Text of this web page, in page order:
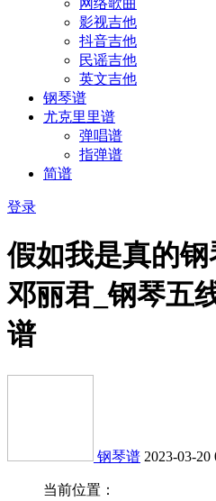
网络歌曲
影视吉他
抖音吉他
民谣吉他
英文吉他
钢琴谱
尤克里里谱
弹唱谱
指弹谱
简谱
登录
假如我是真的
邓丽君_钢琴五
谱
钢琴谱 2023-03-20
当前位置：